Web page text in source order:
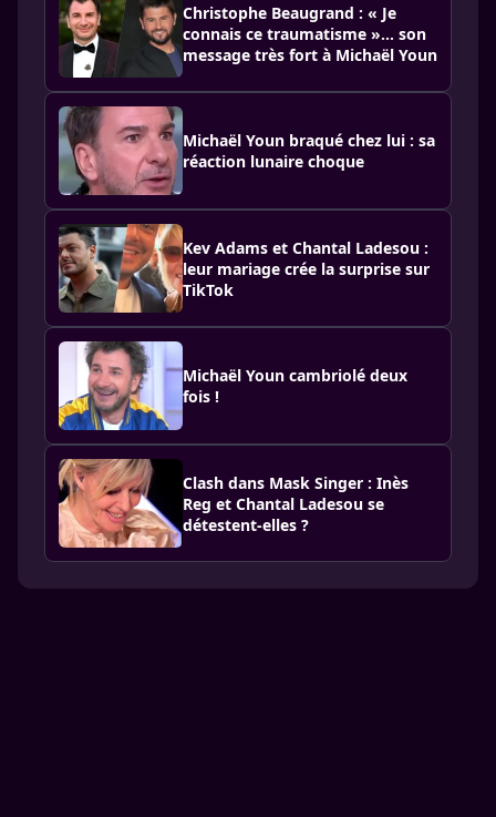
Christophe Beaugrand : « Je
connais ce traumatisme »… son
message très fort à Michaël Youn
Michaël Youn braqué chez lui : sa
réaction lunaire choque
Kev Adams et Chantal Ladesou :
leur mariage crée la surprise sur
TikTok
Michaël Youn cambriolé deux
fois !
Clash dans Mask Singer : Inès
Reg et Chantal Ladesou se
détestent-elles ?